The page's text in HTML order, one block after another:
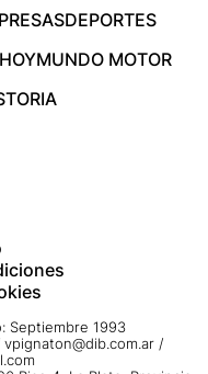
DEPORTES
MUNDO MOTOR
Septiembre 1993
vpignaton@dib.com.ar /